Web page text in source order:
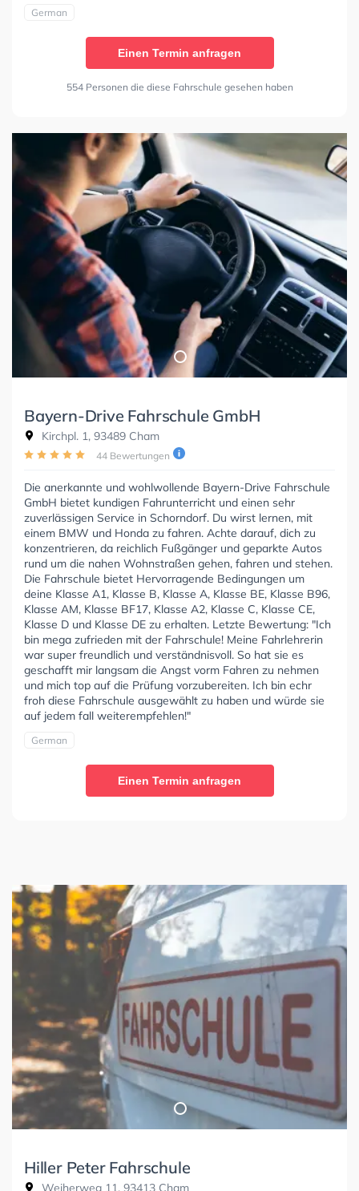
German
Einen Termin anfragen
554 Personen die diese Fahrschule gesehen haben
Bayern-Drive Fahrschule GmbH
Kirchpl. 1, 93489 Cham
44 Bewertungen
Die anerkannte und wohlwollende Bayern-Drive Fahrschule
GmbH bietet kundigen Fahrunterricht und einen sehr
zuverlässigen Service in Schorndorf. Du wirst lernen, mit
einem BMW und Honda zu fahren. Achte darauf, dich zu
konzentrieren, da reichlich Fußgänger und geparkte Autos
rund um die nahen Wohnstraßen gehen, fahren und stehen.
Die Fahrschule bietet Hervorragende Bedingungen um
deine Klasse A1, Klasse B, Klasse A, Klasse BE, Klasse B96,
Klasse AM, Klasse BF17, Klasse A2, Klasse C, Klasse CE,
Klasse D und Klasse DE zu erhalten. Letzte Bewertung: "Ich
bin mega zufrieden mit der Fahrschule! Meine Fahrlehrerin
war super freundlich und verständnisvoll. So hat sie es
geschafft mir langsam die Angst vorm Fahren zu nehmen
und mich top auf die Prüfung vorzubereiten. Ich bin echr
froh diese Fahrschule ausgewählt zu haben und würde sie
auf jedem fall weiterempfehlen!"
German
Einen Termin anfragen
Hiller Peter Fahrschule
Weiherweg 11, 93413 Cham